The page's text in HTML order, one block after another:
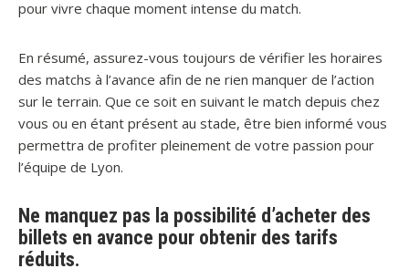
pour vivre chaque moment intense du match.
En résumé, assurez-vous toujours de vérifier les horaires
des matchs à l’avance afin de ne rien manquer de l’action
sur le terrain. Que ce soit en suivant le match depuis chez
vous ou en étant présent au stade, être bien informé vous
permettra de profiter pleinement de votre passion pour
l’équipe de Lyon.
Ne manquez pas la possibilité d’acheter des
billets en avance pour obtenir des tarifs
réduits.